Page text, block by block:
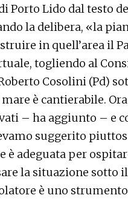
Porto Lido dal testo
la delibera, «la
in quell’area il
togliendo al
Cosolini (Pd)
è cantierabile.
– ha aggiunto – e
suggerito
è adeguata per
la situazione sotto
è uno